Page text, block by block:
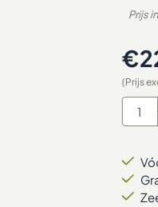
Prijs
€
(Prijs
Aantal